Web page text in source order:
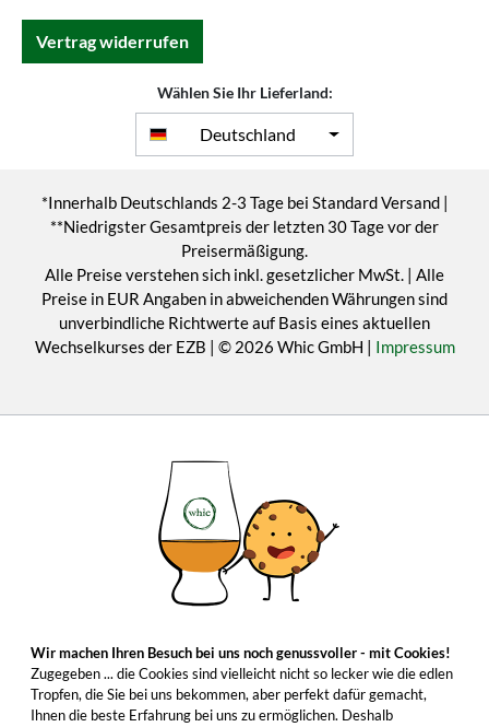
Vertrag widerrufen
Wählen Sie Ihr Lieferland:
Deutschland
*Innerhalb Deutschlands 2-3 Tage bei Standard Versand |
**Niedrigster Gesamtpreis der letzten 30 Tage vor der
Preisermäßigung.
Alle Preise verstehen sich inkl. gesetzlicher MwSt. | Alle
Preise in EUR Angaben in abweichenden Währungen sind
unverbindliche Richtwerte auf Basis eines aktuellen
Wechselkurses der EZB | © 2026 Whic GmbH | Impressum
Wir machen Ihren Besuch bei uns noch genussvoller - mit Cookies!
Zugegeben ... die Cookies sind vielleicht nicht so lecker wie die edlen
Tropfen, die Sie bei uns bekommen, aber perfekt dafür gemacht,
Ihnen die beste Erfahrung bei uns zu ermöglichen. Deshalb